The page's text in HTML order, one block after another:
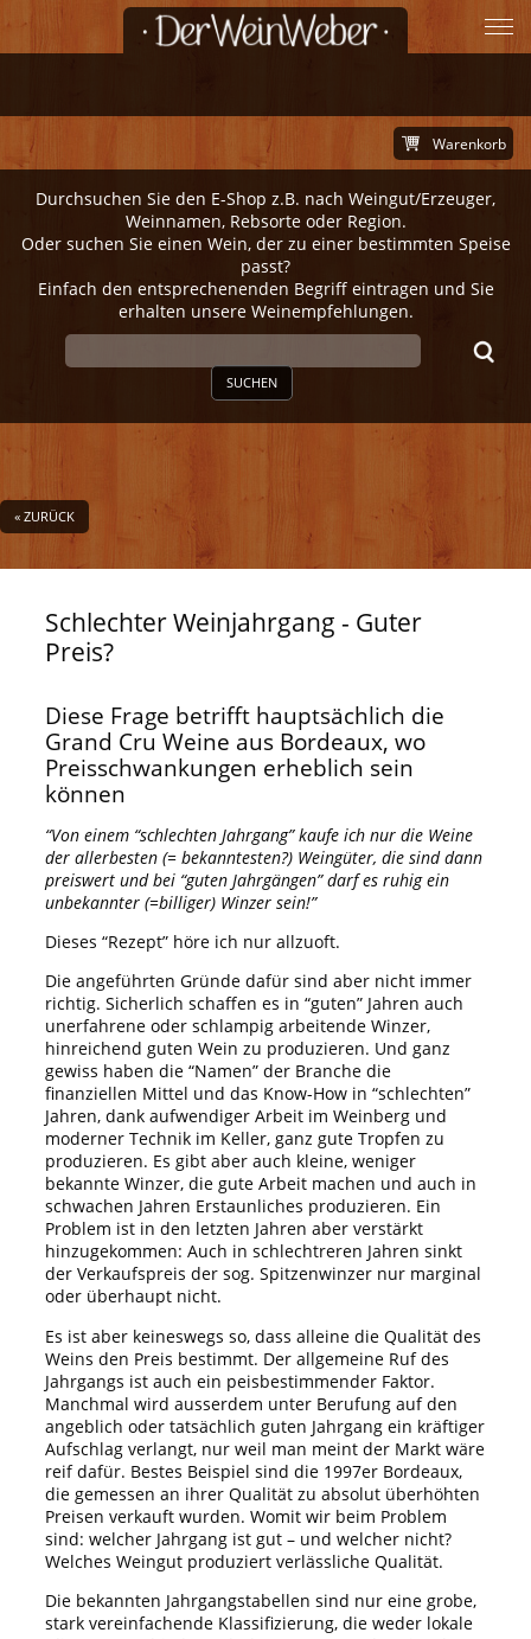
Durchsuchen Sie den E-Shop z.B. nach Weingut/Erzeuger,
Weinnamen, Rebsorte oder Region.
Oder suchen Sie einen Wein, der zu einer bestimmten Speise
passt?
Einfach den entsprechenenden Begriff eintragen und Sie
erhalten unsere Weinempfehlungen.
SUCHEN
Warenkorb
« ZURÜCK
Schlechter Weinjahrgang - Guter
Preis?
Diese Frage betrifft hauptsächlich die
Grand Cru Weine aus Bordeaux, wo
Preisschwankungen erheblich sein
können
“Von einem “schlechten Jahrgang” kaufe ich nur die Weine
der allerbesten (= bekanntesten?) Weingüter, die sind dann
preiswert und bei “guten Jahrgängen” darf es ruhig ein
unbekannter (=billiger) Winzer sein!”
Dieses “Rezept” höre ich nur allzuoft.
Die angeführten Gründe dafür sind aber nicht immer
richtig. Sicherlich schaffen es in “guten” Jahren auch
unerfahrene oder schlampig arbeitende Winzer,
hinreichend guten Wein zu produzieren. Und ganz
gewiss haben die “Namen” der Branche die
finanziellen Mittel und das Know-How in “schlechten”
Jahren, dank aufwendiger Arbeit im Weinberg und
moderner Technik im Keller, ganz gute Tropfen zu
produzieren. Es gibt aber auch kleine, weniger
bekannte Winzer, die gute Arbeit machen und auch in
schwachen Jahren Erstaunliches produzieren. Ein
Problem ist in den letzten Jahren aber verstärkt
hinzugekommen: Auch in schlechtreren Jahren sinkt
der Verkaufspreis der sog. Spitzenwinzer nur marginal
oder überhaupt nicht.
Es ist aber keineswegs so, dass alleine die Qualität des
Weins den Preis bestimmt. Der allgemeine Ruf des
Jahrgangs ist auch ein peisbestimmender Faktor.
Manchmal wird ausserdem unter Berufung auf den
angeblich oder tatsächlich guten Jahrgang ein kräftiger
Aufschlag verlangt, nur weil man meint der Markt wäre
reif dafür. Bestes Beispiel sind die 1997er Bordeaux,
die gemessen an ihrer Qualität zu absolut überhöhten
Preisen verkauft wurden. Womit wir beim Problem
sind: welcher Jahrgang ist gut – und welcher nicht?
Welches Weingut produziert verlässliche Qualität.
Die bekannten Jahrgangstabellen sind nur eine grobe,
stark vereinfachende Klassifizierung, die weder lokale